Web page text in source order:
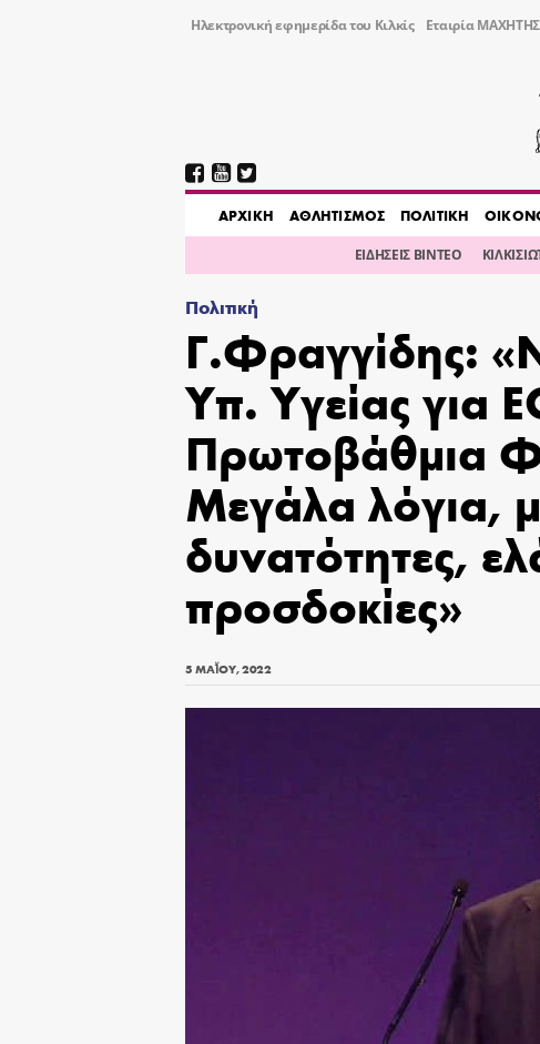
Ηλεκτρονική εφημερίδα του Κιλκίς Εταιρία
AΡΧΙΚΗ ΑΘΛΗΤΙΣΜΟΣ ΠΟΛΙΤΙΚΗ
ΕΙΔΗΣΕΙΣ ΒΙΝΤΕΟ
Πολιτική
Γ.Φραγγίδης:
Υπ. Υγείας για
Πρωτοβάθμια
Μεγάλα λόγια,
δυνατότητες,
προσδοκίες»
5 ΜΑΪ́ΟΥ, 2022